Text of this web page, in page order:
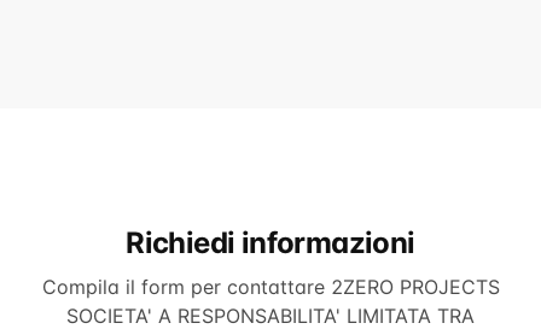
Richiedi informazioni
Compila il form per contattare 2ZERO PROJECTS
SOCIETA' A RESPONSABILITA' LIMITATA TRA